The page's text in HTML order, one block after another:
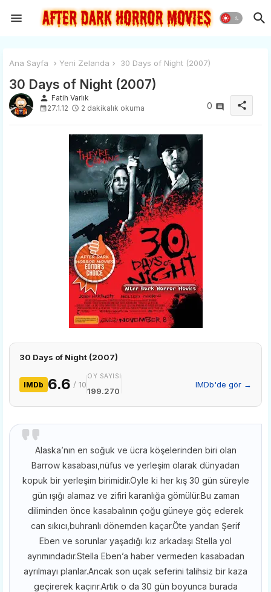
Ana Sayfa Yeni Zelanda 30 Days of Night (2007)
30 Days of Night (2007)
person Fatih Varlık
27.1.12
2 dakikalık okuma 0 share
30 Days of Night (2007)
IMDb 6.6 / 10
OY SAYISI
199.270
IMDb'de gör →
Alaska’nın en soğuk ve ücra köşelerinden biri olan
Barrow kasabası,nüfus ve yerleşim olarak dünyadan
kopuk bir yerleşim birimidir.Öyle ki her kış 30 gün süreyle
gün ışığı alamaz ve zifiri karanlığa gömülür.Bu zaman
diliminden önce kasabalının çoğu güneye göç ederek
can sıkıcı,buhranlı dönemden kaçar.Öte yandan Şerif
Eben ve sorunlar yaşadığı kız arkadaşı Stella yol
ayrımındadır.Stella Eben’a haber vermeden kasabadan
ayrılmayı planlar.Ancak son uçak seferini talihsiz bir kaza
geçirerek kaçırır.Artık o da 30 gün boyunca burada